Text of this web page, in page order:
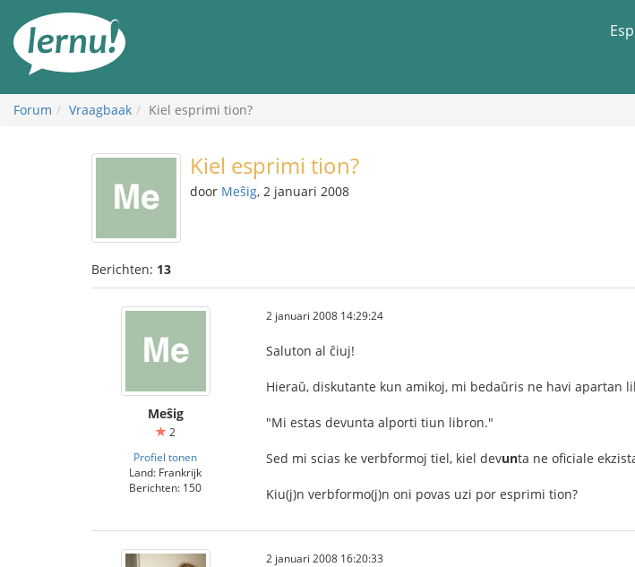
inhoud
Forum Vraagbaak Kiel esprimi tion?
Kiel esprimi tion?
door Meŝig, 2 januari 2008
Berichten: 13
Meŝig
2
Profiel tonen
Land: Frankrijk
Berichten: 150
2 januari 2008 14:29:24
Saluton al ĉiuj!
Hieraŭ, diskutante kun amikoj, mi bedaŭris ne havi apartan
"Mi estas devunta alporti tiun libron."
Sed mi scias ke verbformoj tiel, kiel devunta ne oficiale
Kiu(j)n verbformo(j)n oni povas uzi por esprimi tion?
2 januari 2008 16:20:33